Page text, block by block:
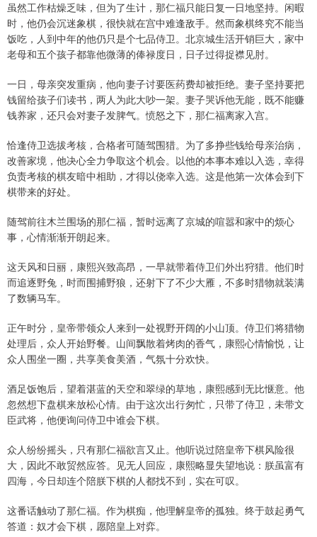
虽然工作枯燥乏味，但为了生计，那仁福只能日复一日地坚持。闲暇
时，他仍会沉迷象棋，很快就在宫中难逢敌手。然而象棋终究不能当
饭吃，人到中年的他仍只是个七品侍卫。北京城生活开销巨大，家中
老母和五个孩子都靠他微薄的俸禄度日，日子过得捉襟见肘。
一日，母亲突发重病，他向妻子讨要医药费却被拒绝。妻子坚持要把
钱留给孩子们读书，两人为此大吵一架。妻子哭诉他无能，既不能赚
钱养家，还只会对妻子发脾气。愤怒之下，那仁福离家入宫。
恰逢侍卫选拔考核，合格者可随驾围猎。为了多挣些钱给母亲治病，
改善家境，他决心全力争取这个机会。以他的本事本难以入选，幸得
负责考核的棋友暗中相助，才得以侥幸入选。这是他第一次体会到下
棋带来的好处。
随驾前往木兰围场的那仁福，暂时远离了京城的喧嚣和家中的烦心
事，心情渐渐开朗起来。
这天风和日丽，康熙兴致高昂，一早就带着侍卫们外出狩猎。他们时
而追逐野兔，时而围捕野狼，还射下了不少大雁，不多时猎物就装满
了数辆马车。
正午时分，皇帝带领众人来到一处视野开阔的小山顶。侍卫们将猎物
处理后，众人开始野餐。山间飘散着烤肉的香气，康熙心情愉悦，让
众人围坐一圈，共享美食美酒，气氛十分欢快。
酒足饭饱后，望着湛蓝的天空和翠绿的草地，康熙感到无比惬意。他
忽然想下盘棋来放松心情。由于这次出行匆忙，只带了侍卫，未带文
臣武将，他便询问侍卫中谁会下棋。
众人纷纷摇头，只有那仁福欲言又止。他听说过陪皇帝下棋风险很
大，因此不敢贸然应答。见无人回应，康熙略显失望地说：朕虽富有
四海，今日却连个陪朕下棋的人都找不到，实在可叹。
这番话触动了那仁福。作为棋痴，他理解皇帝的孤独。终于鼓起勇气
答道：奴才会下棋，愿陪皇上对弈。